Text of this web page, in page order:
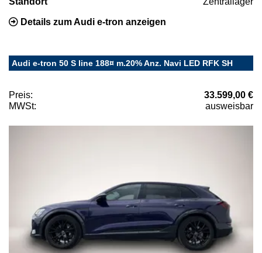
Details zum Audi e-tron anzeigen
Audi e-tron 50 S line 188¤ m.20% Anz. Navi LED RFK SH
Preis:
33.599,00 €
MWSt:
ausweisbar